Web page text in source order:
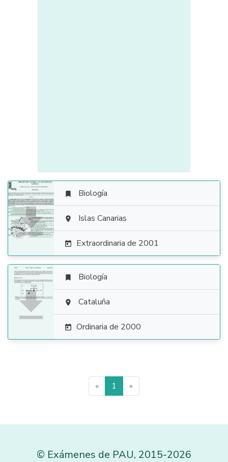

 Biología
 Islas Canarias
 Extraordinaria de 2001

 Biología
 Cataluña
 Ordinaria de 2000
« 1 »
© Exámenes de PAU, 2015-2026